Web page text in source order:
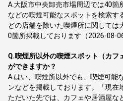
A. 大阪市中央卸売市場周辺では40箇
などの喫煙可能なスポットを検索す
どの店舗を除いた喫煙所に関しては
0箇所掲載しております（2026-08-
Q.喫煙所以外の喫煙スポット（カフ
ができますか？
A. はい、喫煙所以外でも、喫煙可能
ンなどを掲載しております。「現在
ただいた先では、カフェや居酒屋な